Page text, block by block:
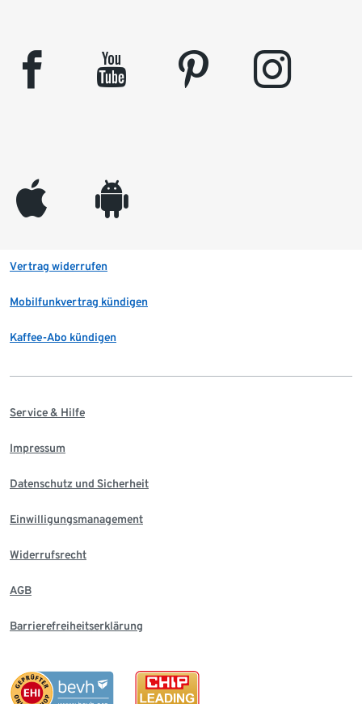
facebook youtube pinterest instagram
appleinc android
Vertrag widerrufen
Mobilfunkvertrag kündigen
Kaffee-Abo kündigen
Service & Hilfe
Impressum
Datenschutz und Sicherheit
Einwilligungsmanagement
Widerrufsrecht
AGB
Barrierefreiheitserklärung